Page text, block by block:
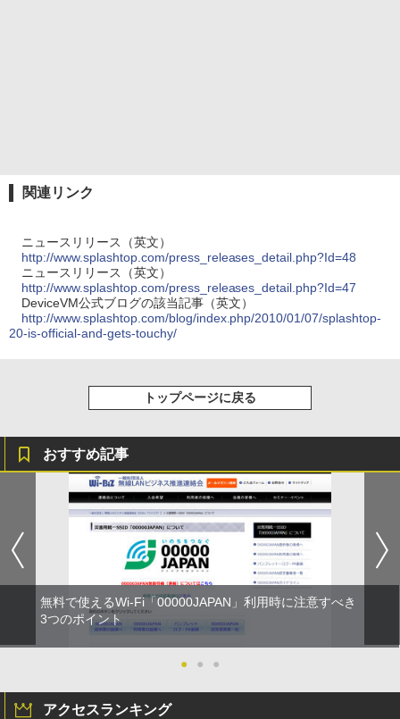
関連リンク
ニュースリリース（英文）
http://www.splashtop.com/press_releases_detail.php?Id=48
ニュースリリース（英文）
http://www.splashtop.com/press_releases_detail.php?Id=47
DeviceVM公式ブログの該当記事（英文）
http://www.splashtop.com/blog/index.php/2010/01/07/splashtop-
20-is-official-and-gets-touchy/
トップページに戻る
おすすめ記事
無料で使えるWi-Fi「00000JAPAN」利用時に注意すべき
3つのポイント
● ● ●
アクセスランキング